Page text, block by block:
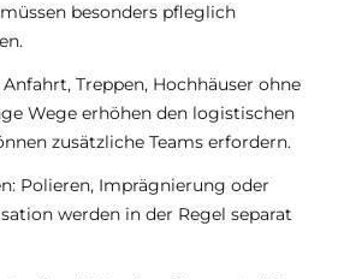
besonders pfleglich
Treppen, Hochhäuser ohne
Wege erhöhen den logistischen
zusätzliche Teams erfordern.
Polieren, Imprägnierung oder
werden in der Regel separat